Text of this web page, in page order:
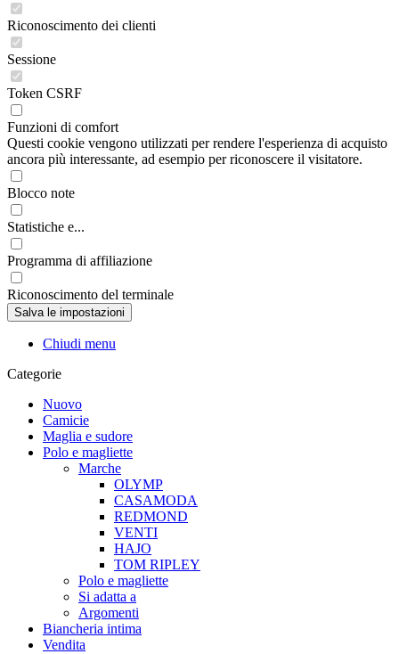
Riconoscimento dei clienti
Sessione
Token CSRF
Funzioni di comfort
Questi cookie vengono utilizzati per rendere l'esperienza di acquisto
ancora più interessante, ad esempio per riconoscere il visitatore.
Blocco note
Statistiche e...
Programma di affiliazione
Riconoscimento del terminale
Chiudi menu
Categorie
Nuovo
Camicie
Maglia e sudore
Polo e magliette
Marche
OLYMP
CASAMODA
REDMOND
VENTI
HAJO
TOM RIPLEY
Polo e magliette
Si adatta a
Argomenti
Biancheria intima
Vendita